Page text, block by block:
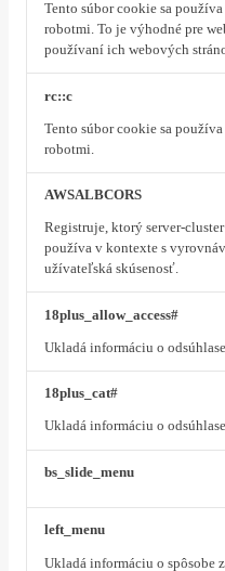
Tento súbor cookie sa
robotmi. To je výhodné pre
používaní ich webových
rc::c
Tento súbor cookie sa
robotmi.
AWSALBCORS
Registruje, ktorý server-
používa v kontexte s
užívateľská skúsenosť.
18plus_allow_access#
Ukladá informáciu o
18plus_cat#
Ukladá informáciu o
bs_slide_menu
left_menu
Ukladá informáciu o spôsobe